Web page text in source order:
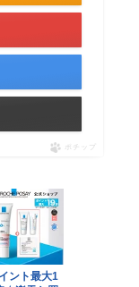
ポチップ